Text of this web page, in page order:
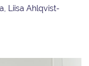
Liisa Ahlqvist-